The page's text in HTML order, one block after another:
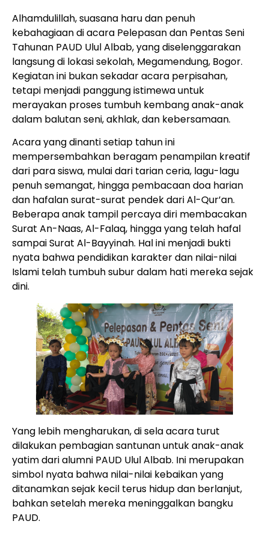
Alhamdulillah, suasana haru dan penuh
kebahagiaan di acara Pelepasan dan Pentas Seni
Tahunan PAUD Ulul Albab, yang diselenggarakan
langsung di lokasi sekolah, Megamendung, Bogor.
Kegiatan ini bukan sekadar acara perpisahan,
tetapi menjadi panggung istimewa untuk
merayakan proses tumbuh kembang anak-anak
dalam balutan seni, akhlak, dan kebersamaan.
Acara yang dinanti setiap tahun ini
mempersembahkan beragam penampilan kreatif
dari para siswa, mulai dari tarian ceria, lagu-lagu
penuh semangat, hingga pembacaan doa harian
dan hafalan surat-surat pendek dari Al-Qur’an.
Beberapa anak tampil percaya diri membacakan
Surat An-Naas, Al-Falaq, hingga yang telah hafal
sampai Surat Al-Bayyinah. Hal ini menjadi bukti
nyata bahwa pendidikan karakter dan nilai-nilai
Islami telah tumbuh subur dalam hati mereka sejak
dini.
Yang lebih mengharukan, di sela acara turut
dilakukan pembagian santunan untuk anak-anak
yatim dari alumni PAUD Ulul Albab. Ini merupakan
simbol nyata bahwa nilai-nilai kebaikan yang
ditanamkan sejak kecil terus hidup dan berlanjut,
bahkan setelah mereka meninggalkan bangku
PAUD.